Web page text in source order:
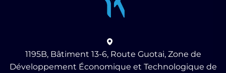
1195B, Bâtiment 13-6, Route Guotai, Zone de
Développement Économique et Technologique de